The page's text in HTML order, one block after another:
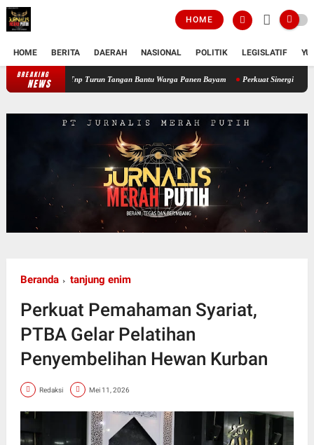
HOME
HOME BERITA DAERAH NASIONAL POLITIK LEGISLATIF
BREAKING
NEWS Perkuat Ketahanan Pangan Wilayah, Babinsa Koramil 12/Tnp Turun
Beranda tanjung enim
Perkuat Pemahaman Syariat,
PTBA Gelar Pelatihan
Penyembelihan Hewan Kurban
Redaksi Mei 11, 2026